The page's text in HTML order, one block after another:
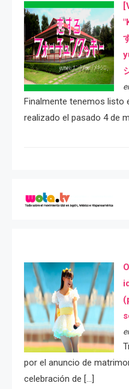
Finalmente tenemos listo
realizado el pasado 4 de
por el anuncio de
celebración de […]